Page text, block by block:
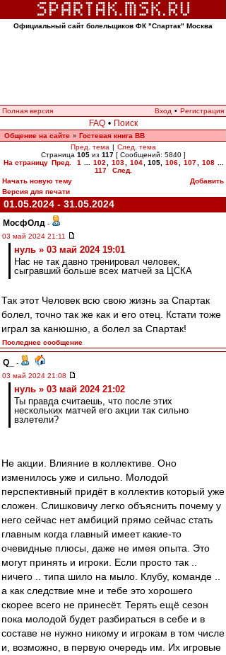
Официальный сайт болельщиков ФК "Спартак" Москва
Полная версия Вход • Регистрация
FAQ • Поиск
Общение на сайте » Гостевая книга ВВ
Пред. тема | След. тема
Страница 105из 117[ Сообщений: 5840 ]
На страницу Пред. 1 102 103 104 105, 106 107 108
117
След.
Начать новую тему
Добавить
Версия для печати
01.05.2024 - 31.05.2024
МосфОлд -
03 май 2024 21:11
нуль » 03 май 2024 19:01
Нас не так давно тренировал человек,
сыгравший больше всех матчей за ЦСКА
Так этот Человек всю свою жизнь за Спартак
болел, точно так же как и его отец. Кстати тоже
играл за канюшню, а болел за Спартак!
Последнее сообщение
Q_
-
03 май 2024 21:08
нуль » 03 май 2024 21:02
Ты правда считаешь, что после этих
нескольких матчей его акции так сильно
взлетели?
Не акции. Влияние в коллективе. Оно
изменилось уже и сильно. Молодой
перспективный придёт в коллектив который уже
сложен. Слишковичу легко объяснить почему у
него сейчас нет амбиций прямо сейчас стать
главным когда главный имеет какие-то
очевидные плюсы, даже не имея опыта. Это
могут принять и игроки. Если просто так ..
ничего .. типа шило на мыло. Клубу, команде ..
а как следствие мне и тебе это хорошего
скорее всего не принесёт. Терять ещё сезон
пока молодой будет разбираться в себе и в
составе не нужно никому и игрокам в том числе
и, возможно, в первую очередь им. Их игровые